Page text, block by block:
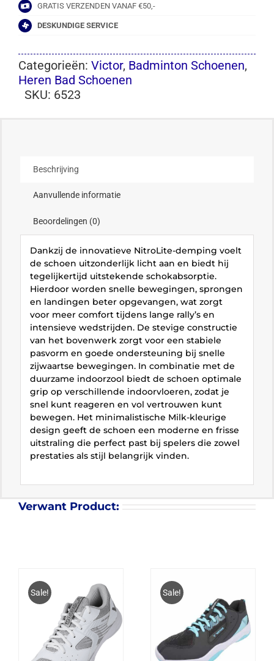
GRATIS VERZENDEN VANAF €50,-
DESKUNDIGE SERVICE
Categorieën: Victor, Badminton Schoenen,
Heren Bad Schoenen
SKU: 6523
Beschrijving
Aanvullende informatie
Beoordelingen (0)
Dankzij de innovatieve NitroLite-demping voelt
de schoen uitzonderlijk licht aan en biedt hij
tegelijkertijd uitstekende schokabsorptie.
Hierdoor worden snelle bewegingen, sprongen
en landingen beter opgevangen, wat zorgt
voor meer comfort tijdens lange rally’s en
intensieve wedstrijden. De stevige constructie
van het bovenwerk zorgt voor een stabiele
pasvorm en goede ondersteuning bij snelle
zijwaartse bewegingen. In combinatie met de
duurzame indoorzool biedt de schoen optimale
grip op verschillende indoorvloeren, zodat je
snel kunt reageren en vol vertrouwen kunt
bewegen. Het minimalistische Milk-kleurige
design geeft de schoen een moderne en frisse
uitstraling die perfect past bij spelers die zowel
prestaties als stijl belangrijk vinden.
Verwant Product:
Sale! Sale!